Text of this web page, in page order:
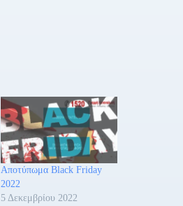
Αποτύπωμα Black Friday
2022
5 Δεκεμβρίου 2022